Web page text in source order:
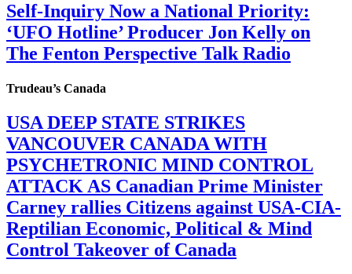
Self-Inquiry Now a National Priority:
‘UFO Hotline’ Producer Jon Kelly on
The Fenton Perspective Talk Radio
Trudeau’s Canada
USA DEEP STATE STRIKES
VANCOUVER CANADA WITH
PSYCHETRONIC MIND CONTROL
ATTACK AS Canadian Prime Minister
Carney rallies Citizens against USA-CIA-
Reptilian Economic, Political & Mind
Control Takeover of Canada